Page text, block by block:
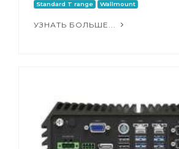
Standard T range Wallmount
УЗНАТЬ БОЛЬШЕ...